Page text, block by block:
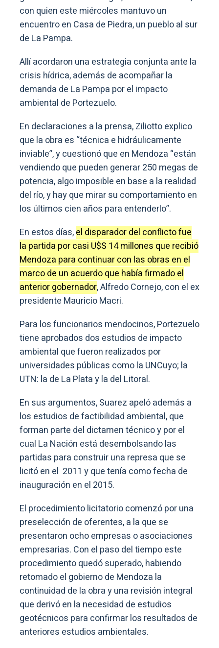
con quien este miércoles mantuvo un
encuentro en Casa de Piedra, un pueblo al sur
de La Pampa.
Allí acordaron una estrategia conjunta ante la
crisis hídrica, además de acompañar la
demanda de La Pampa por el impacto
ambiental de Portezuelo.
En declaraciones a la prensa, Ziliotto explico
que la obra es “técnica e hidráulicamente
inviable”, y cuestionó que en Mendoza “están
vendiendo que pueden generar 250 megas de
potencia, algo imposible en base a la realidad
del río, y hay que mirar su comportamiento en
los últimos cien años para entenderlo”.
En estos días,el disparador del conflicto fue
la partida por casi U$S 14 millones que recibió
Mendoza para continuar con las obras en el
marco de un acuerdo que había firmado el
anterior gobernador, Alfredo Cornejo, con el ex
presidente Mauricio Macri.
Para los funcionarios mendocinos, Portezuelo
tiene aprobados dos estudios de impacto
ambiental que fueron realizados por
universidades públicas como la UNCuyo; la
UTN: la de La Plata y la del Litoral.
En sus argumentos, Suarez apeló además a
los estudios de factibilidad ambiental, que
forman parte del dictamen técnico y por el
cual La Nación está desembolsando las
partidas para construir una represa que se
licitó en el 2011 y que tenía como fecha de
inauguración en el 2015.
El procedimiento licitatorio comenzó por una
preselección de oferentes, a la que se
presentaron ocho empresas o asociaciones
empresarias. Con el paso del tiempo este
procedimiento quedó superado, habiendo
retomado el gobierno de Mendoza la
continuidad de la obra y una revisión integral
que derivó en la necesidad de estudios
geotécnicos para confirmar los resultados de
anteriores estudios ambientales.